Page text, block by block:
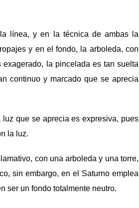
línea, y en la técnica de ambas la
y en el fondo, la arboleda, con
la pincelada es tan suelta
continuo y marcado que se aprecia
que se aprecia es expresiva, pues
la luz.
con una arboleda y una torre,
sin embargo, en el Saturno emplea
ser un fondo totalmente neutro.